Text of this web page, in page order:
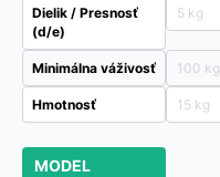
Dielik / Presnosť
(d/e)
5 kg
Minimálna váživosť 100 kg
Hmotnosť 15 kg
MODEL